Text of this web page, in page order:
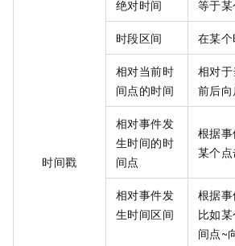
时间戳
绝对时间 等于
时段区间 在某
相对当前时
间点的时间
相对
前后
相对事件发
生时间的时
间点
根据
某个
相对事件发
生时间区间
根据事
比如
间点~